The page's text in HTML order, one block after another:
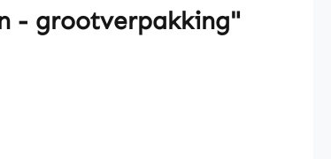
- grootverpakking"